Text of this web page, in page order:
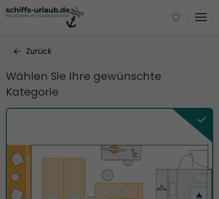
Zurück
Wählen Sie Ihre gewünschte
Kategorie